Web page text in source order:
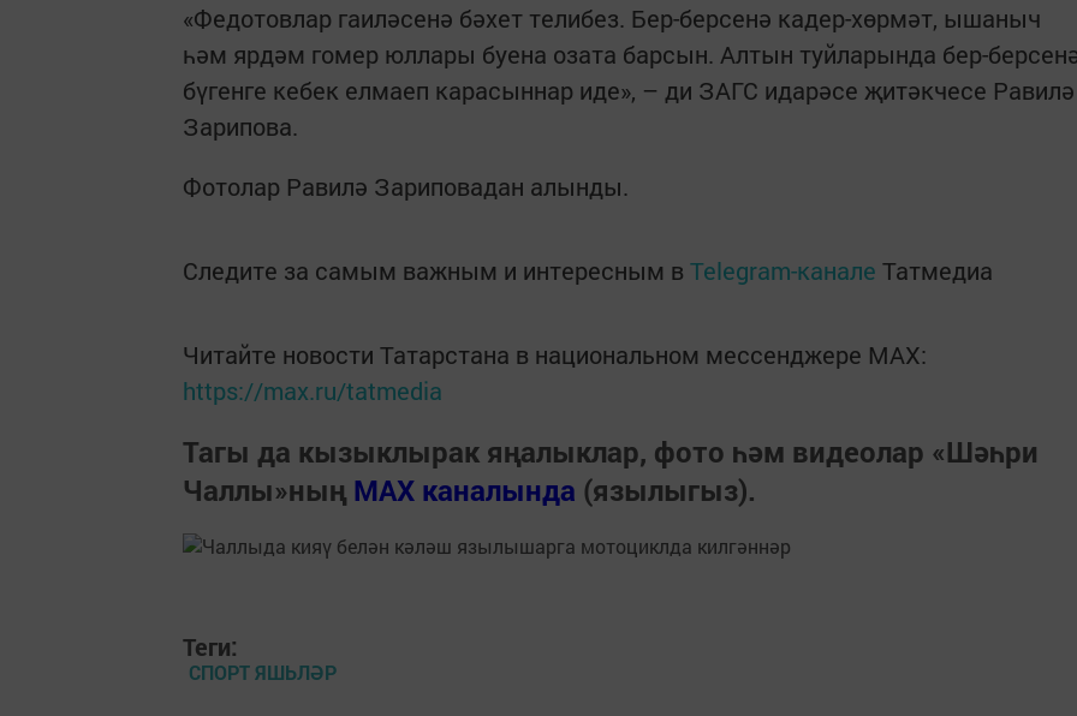
«Федотовлар гаиләсенә бәхет телибез. Бер-берсенә кадер-хөрмәт, ышаныч
һәм ярдәм гомер юллары буена озата барсын. Алтын туйларында бер-
бүгенге кебек елмаеп карасыннар иде», – ди ЗАГС идарәсе җитәкчесе Равилә
Зарипова.
Фотолар Равилә Зариповадан алынды.
Следите за самым важным и интересным в Telegram-канале Татмедиа
Читайте новости Татарстана в национальном мессенджере MАХ:
https://max.ru/tatmedia
Тагы да кызыклырак яңалыклар, фото һәм видеолар «Шәһри
Чаллы»ның MAX каналында (язылыгыз).
Теги:
СПОРТ ЯШЬЛӘР